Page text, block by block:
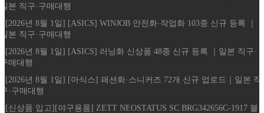
일본 직구·구매대행
- [2026년 8월 1일] [ASICS] WINJOB 안전화·작업화 103종 신규 등록 ｜
일본 직구·구매대행
- [2026년 8월 1일] [ASICS] 러닝화 신상품 48종 신규 등록 ｜일본 직구·
구매대행
- [2026년 8월 1일] [아식스] 패션화·스니커즈 72개 신규 업로드｜일본 직
구·구매대행
- [신상품 입고][야구용품] ZETT NEOSTATUS SC BRG342656C-1917 블